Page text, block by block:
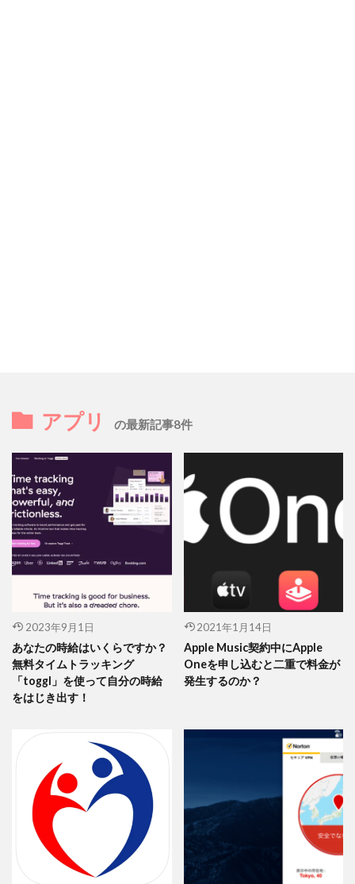
アプリ の最新記事8件
2023年9月1日
あなたの時給はいくらですか？
無料タイムトラッキング
「toggl」を使って自分の時給
をはじき出す！
2021年1月14日
Apple Music契約中にApple
Oneを申し込むと二重で料金が
発生するのか？